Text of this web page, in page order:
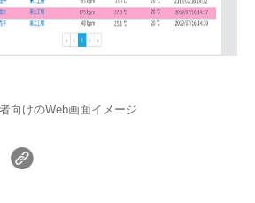
向けのWeb画面イメージ